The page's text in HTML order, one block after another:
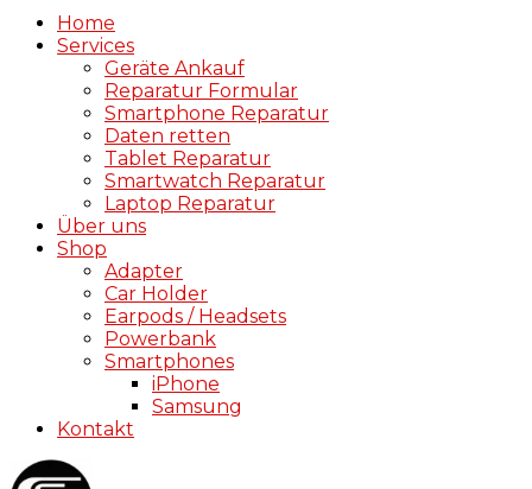
Home
Services
Geräte Ankauf
Reparatur Formular
Smartphone Reparatur
Daten retten
Tablet Reparatur
Smartwatch Reparatur
Laptop Reparatur
Über uns
Shop
Adapter
Car Holder
Earpods / Headsets
Powerbank
Smartphones
iPhone
Samsung
Kontakt